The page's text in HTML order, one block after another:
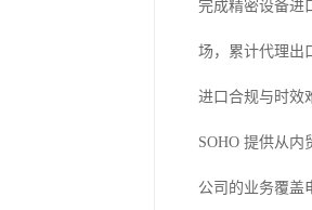
完成精密设备进
场，累计代理出
进口合规与时效
SOHO 提供从
公司的业务覆盖